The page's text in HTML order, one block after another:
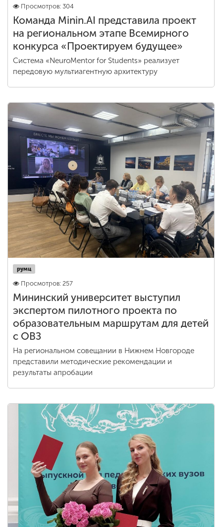
Просмотров: 304
Команда Minin.AI представила проект
на региональном этапе Всемирного
конкурса «Проектируем будущее»
Система «NeuroMentor for Students» реализует
передовую мультиагентную архитектуру
румц
Просмотров: 257
Мининский университет выступил
экспертом пилотного проекта по
образовательным маршрутам для детей
с ОВЗ
На региональном совещании в Нижнем Новгороде
представили методические рекомендации и
результаты апробации